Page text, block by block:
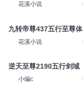
花溪小说
九转帝尊437五行至尊体
花溪小说
逆天至尊2190五行剑域
小编c